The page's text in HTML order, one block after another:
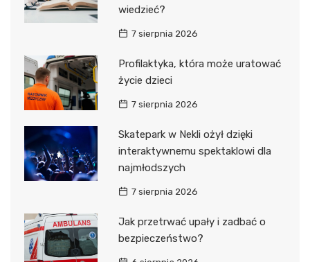
wiedzieć?
7 sierpnia 2026
Profilaktyka, która może uratować
życie dzieci
7 sierpnia 2026
Skatepark w Nekli ożył dzięki
interaktywnemu spektaklowi dla
najmłodszych
7 sierpnia 2026
Jak przetrwać upały i zadbać o
bezpieczeństwo?